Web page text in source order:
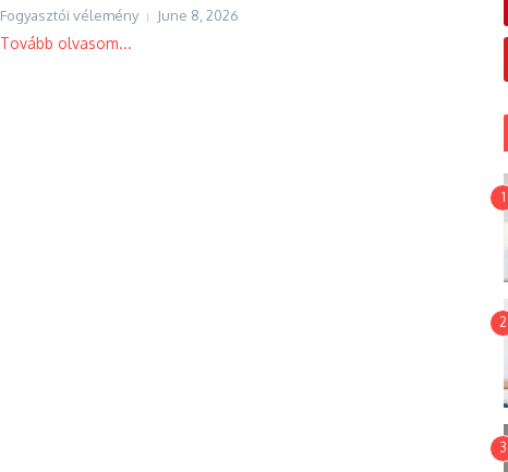
Fogyasztói vélemény June 8, 2026
Tovább olvasom...
1
2
3